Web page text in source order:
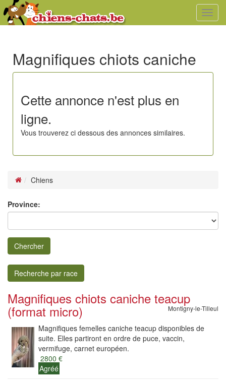
Magnifiques chiots caniche
Cette annonce n'est plus en
ligne.
Vous trouverez ci dessous des annonces similaires.
Chiens
Province:
Chercher
Recherche par race
Magnifiques chiots caniche teacup
(format micro) Montigny-le-Tilleul
Magnifiques femelles caniche teacup disponibles de
suite. Elles partiront en ordre de puce, vaccin,
vermifuge, carnet européen.
2800 €
Agréé